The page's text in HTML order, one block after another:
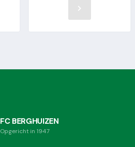
FC BERGHUIZEN
Opgericht in 1947